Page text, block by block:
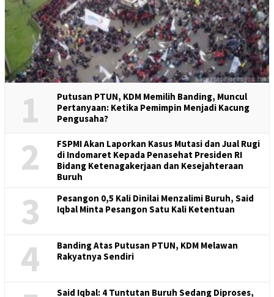
1
Putusan PTUN, KDM Memilih Banding, Muncul
Pertanyaan: Ketika Pemimpin Menjadi Kacung
Pengusaha?
2
FSPMI Akan Laporkan Kasus Mutasi dan Jual Rugi
di Indomaret Kepada Penasehat Presiden RI
Bidang Ketenagakerjaan dan Kesejahteraan
Buruh
3
Pesangon 0,5 Kali Dinilai Menzalimi Buruh, Said
Iqbal Minta Pesangon Satu Kali Ketentuan
4
Banding Atas Putusan PTUN, KDM Melawan
Rakyatnya Sendiri
Said Iqbal: 4 Tuntutan Buruh Sedang Diproses,